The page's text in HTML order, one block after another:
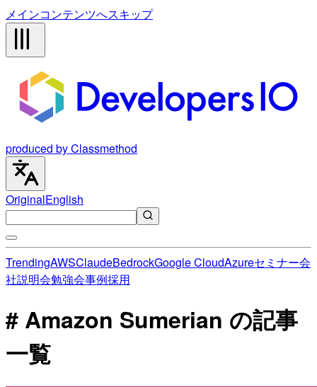
メインコンテンツへスキップ
produced by Classmethod
OriginalEnglish
TrendingAWSClaudeBedrockGoogle CloudAzureセミナー会
社説明会勉強会事例採用
# Amazon Sumerian の記事
一覧